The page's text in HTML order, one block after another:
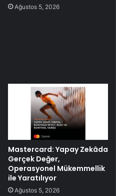
Ağustos 5, 2026
Mastercard: Yapay Zekâda
Gerçek Değer,
Operasyonel Mükemmellik
ile Yaratılıyor
Ağustos 5, 2026